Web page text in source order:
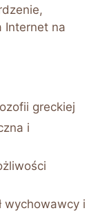
Internet na
greckiej
i
wychowawcy i